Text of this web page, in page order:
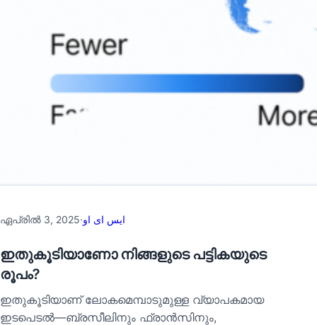
ഏപ്രില്‍ 3, 2025·ایس ای او
ഇതുകൂടിയാണോ നിങ്ങളുടെ പട്ടികയുടെ
രൂപം?
ഇതുകൂടിയാണ് ലോകമെമ്പാടുമുള്ള വ്യാപകമായ
ഇടപെടൽ—ബ്രസീലിനും ഫ്രാൻസിനും,